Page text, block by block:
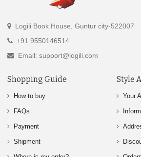
Logili Book House, Guntur city-522007
+91 9550146514
Email: support@logili.com
Shopping Guide
How to buy
FAQs
Payment
Shipment
Style
Your